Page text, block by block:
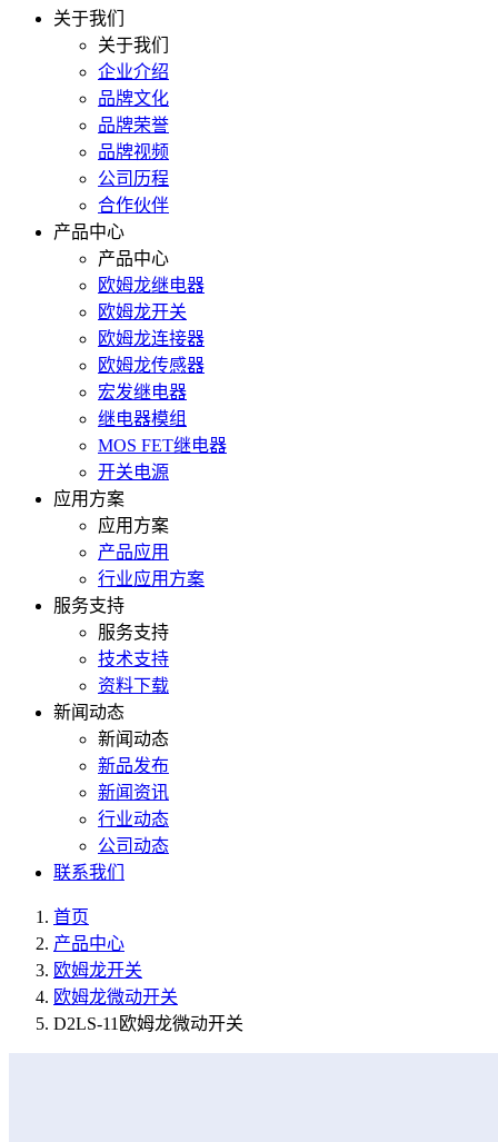
关于我们
关于我们
企业介绍
品牌文化
品牌荣誉
品牌视频
公司历程
合作伙伴
产品中心
产品中心
欧姆龙继电器
欧姆龙开关
欧姆龙连接器
欧姆龙传感器
宏发继电器
继电器模组
MOS FET继电器
开关电源
应用方案
应用方案
产品应用
行业应用方案
服务支持
服务支持
技术支持
资料下载
新闻动态
新闻动态
新品发布
新闻资讯
行业动态
公司动态
联系我们
首页
产品中心
欧姆龙开关
欧姆龙微动开关
D2LS-11欧姆龙微动开关